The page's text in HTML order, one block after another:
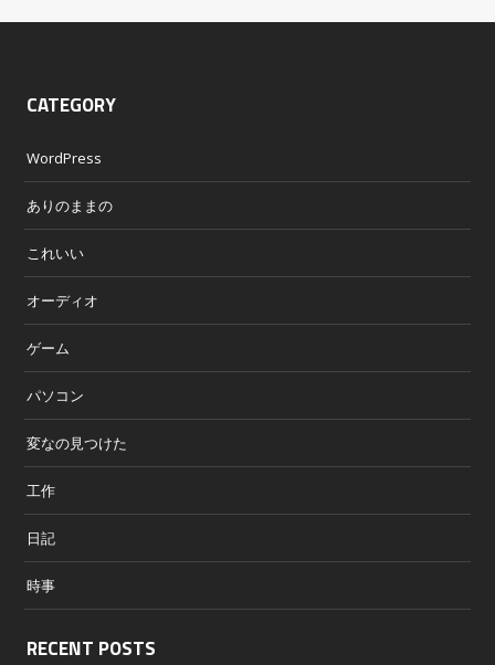
CATEGORY
WordPress
ありのままの
これいい
オーディオ
ゲーム
パソコン
変なの見つけた
工作
日記
時事
RECENT POSTS